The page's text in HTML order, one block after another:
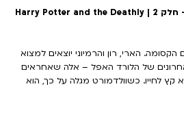
הארי פוטר ואוצרות המוות - חלק 2 | Harry Potter and the Deathly
הארי, רון והרמיוני יוצאים למצוא
של הלורד האפל – אלה שאחראים
קץ לחייו. כשוולדמורט מגלה על כך, הוא